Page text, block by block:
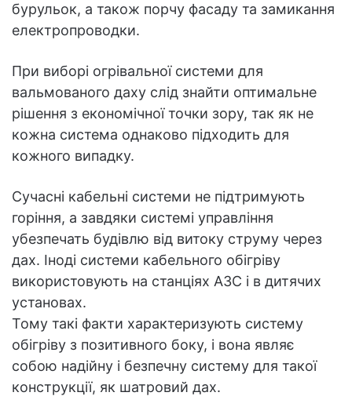
бурульок, а також порчу фасаду та замикання
електропроводки.
При виборі огрівальної системи для
вальмованого даху слід знайти оптимальне
рішення з економічної точки зору, так як не
кожна система однаково підходить для
кожного випадку.
Сучасні кабельні системи не підтримують
горіння, а завдяки системі управління
убезпечать будівлю від витоку струму через
дах. Іноді системи кабельного обігріву
використовують на станціях АЗС і в дитячих
установах.
Тому такі факти характеризують систему
обігріву з позитивного боку, і вона являє
собою надійну і безпечну систему для такої
конструкції, як шатровий дах.